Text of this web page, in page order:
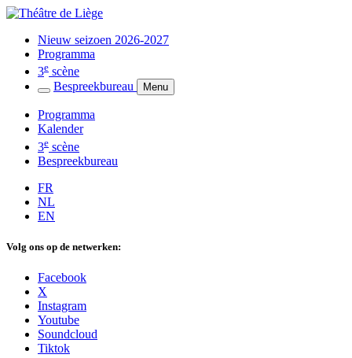
Nieuw seizoen 2026-2027
Programma
3e scène
Bespreekbureau
Menu
Programma
Kalender
3e scène
Bespreekbureau
FR
NL
EN
Volg ons op de netwerken:
Facebook
X
Instagram
Youtube
Soundcloud
Tiktok